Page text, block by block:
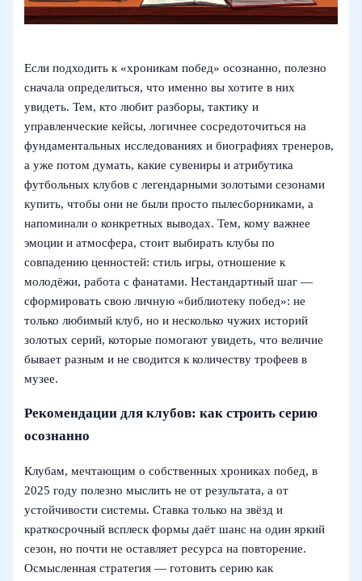
Если подходить к «хроникам побед» осознанно, полезно
сначала определиться, что именно вы хотите в них
увидеть. Тем, кто любит разборы, тактику и
управленческие кейсы, логичнее сосредоточиться на
фундаментальных исследованиях и биографиях тренеров,
а уже потом думать, какие сувениры и атрибутика
футбольных клубов с легендарными золотыми сезонами
купить, чтобы они не были просто пылесборниками, а
напоминали о конкретных выводах. Тем, кому важнее
эмоции и атмосфера, стоит выбирать клубы по
совпадению ценностей: стиль игры, отношение к
молодёжи, работа с фанатами. Нестандартный шаг —
сформировать свою личную «библиотеку побед»: не
только любимый клуб, но и несколько чужих историй
золотых серий, которые помогают увидеть, что величие
бывает разным и не сводится к количеству трофеев в
музее.
Рекомендации для клубов: как строить серию
осознанно
Клубам, мечтающим о собственных хрониках побед, в
2025 году полезно мыслить не от результата, а от
устойчивости системы. Ставка только на звёзд и
краткосрочный всплеск формы даёт шанс на один яркий
сезон, но почти не оставляет ресурса на повторение.
Осмысленная стратегия — готовить серию как